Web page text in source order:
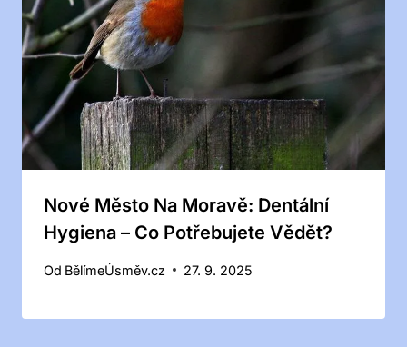
Nové Město Na Moravě: Dentální
Hygiena – Co Potřebujete Vědět?
Od BělímeÚsměv.cz 27. 9. 2025